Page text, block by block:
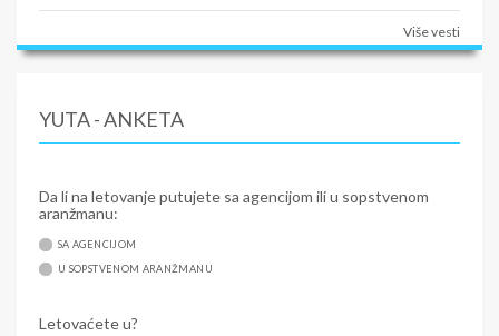
Više vesti
YUTA - ANKETA
Da li na letovanje putujete sa agencijom ili u sopstvenom
aranžmanu:
SA AGENCIJOM
U SOPSTVENOM ARANŽMANU
Letovaćete u?